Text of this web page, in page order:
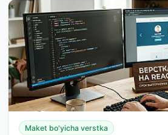
Maket bo'yicha verstka